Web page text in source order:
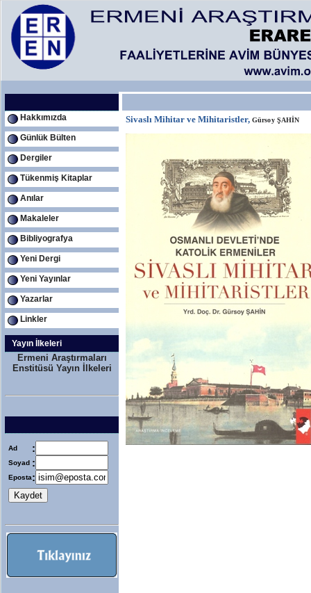
Hakkımızda
Günlük Bülten
Dergiler
Tükenmiş Kitaplar
Anılar
Makaleler
Bibliyografya
Yeni Dergi
Yeni Yayınlar
Yazarlar
Linkler
Yayın İlkeleri
Ermeni Araştırmaları
Enstitüsü Yayın İlkeleri
Ad :
Soyad :
Eposta:
Sivaslı Mihitar ve Mihitaristler, Gürsoy ŞAHİN